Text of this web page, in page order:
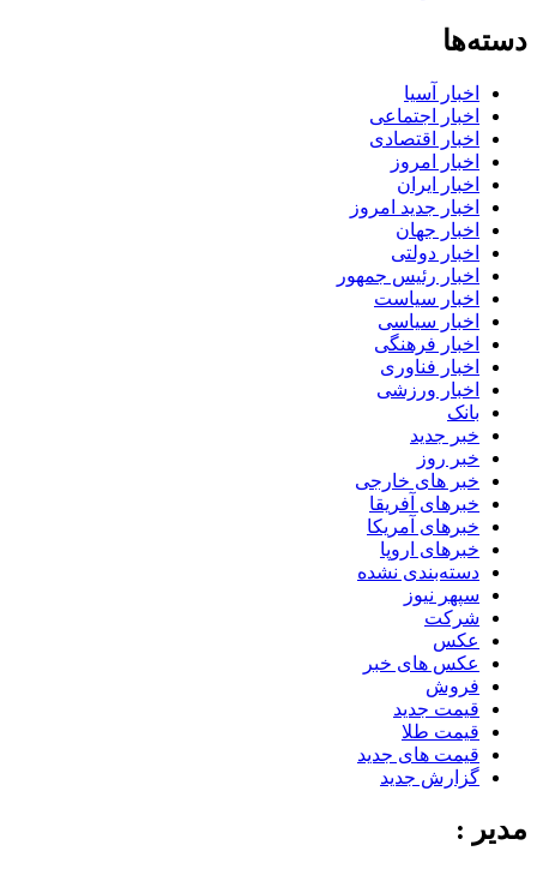
دسته‌ها
اخبار آسیا
اخبار اجتماعی
اخبار اقتصادی
اخبار امروز
اخبار ایران
اخبار جدید امروز
اخبار جهان
اخبار دولتی
اخبار رئیس جمهور
اخبار سیاست
اخبار سیاسی
اخبار فرهنگی
اخبار فناوری
اخبار ورزشی
بانک
خبر جدید
خبر روز
خبر های خارجی
خبرهای آفریقا
خبرهای آمریکا
خبرهای اروپا
دسته‌بندی نشده
سپهر نیوز
شرکت
عکس
عکس های خبر
فروش
قیمت جدید
قیمت طلا
قیمت های جدید
گزارش جدید
مدیر :